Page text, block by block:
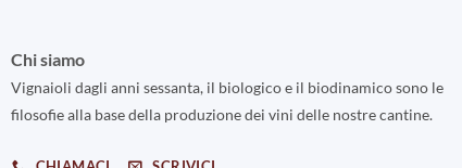
Chi siamo
Vignaioli dagli anni sessanta, il biologico e il biodinamico sono le
filosofie alla base della produzione dei vini delle nostre cantine.